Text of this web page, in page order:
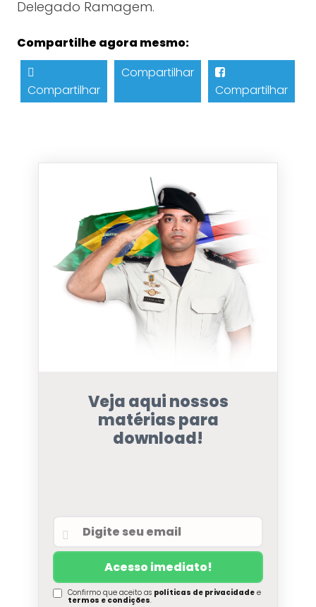
Delegado Ramagem.
Compartilhe agora mesmo:
Compartilhar
Compartilhar
Compartilhar
Veja aqui nossos
matérias para
download!
Confirmo que aceito as políticas de privacidadee
termos e condições.